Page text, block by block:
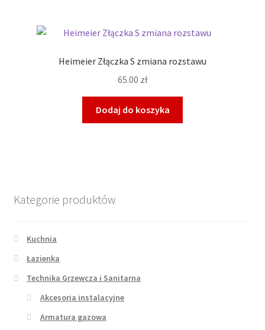
Heimeier Złączka S zmiana rozstawu
65.00 zł
Dodaj do koszyka
Kategorie produktów
Kuchnia
Łazienka
Technika Grzewcza i Sanitarna
Akcesoria instalacyjne
Armatura gazowa